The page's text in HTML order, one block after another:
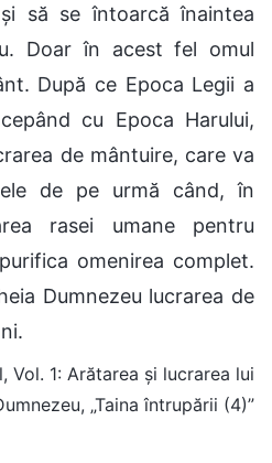
să se întoarcă înaintea
Doar în acest fel omul
După ce Epoca Legii a
cu Epoca Harului,
de mântuire, care va
de pe urmă când, în
rasei umane pentru
omenirea complet.
Dumnezeu lucrarea de
Vol. 1: Arătarea și lucrarea lui
„Taina întrupării (4)”